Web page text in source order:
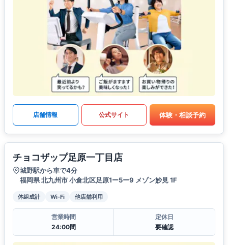
店舗情報 公式サイト 体験・相談予約
チョコザップ足原一丁目店
城野駅から車で4分
福岡県 北九州市 小倉北区足原1ー5ー9 メゾン妙見 1F
体組成計 Wi-Fi 他店舗利用
営業時間
24:00間
定休日
要確認